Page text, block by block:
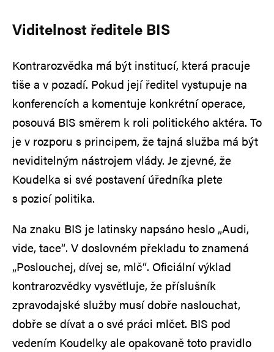
Viditelnost ředitele BIS
Kontrarozvědka má být institucí, která pracuje
tiše a v pozadí. Pokud její ředitel vystupuje na
konferencích a komentuje konkrétní operace,
posouvá BIS směrem k roli politického aktéra. To
je v rozporu s principem, že tajná služba má být
neviditelným nástrojem vlády. Je zjevné, že
Koudelka si své postavení úředníka plete
s pozicí politika.
Na znaku BIS je latinsky napsáno heslo „Audi,
vide, tace“. V doslovném překladu to znamená
„Poslouchej, dívej se, mlč“. Oficiální výklad
kontrarozvědky vysvětluje, že příslušník
zpravodajské služby musí dobře naslouchat,
dobře se dívat a o své práci mlčet. BIS pod
vedením Koudelky ale opakovaně toto pravidlo